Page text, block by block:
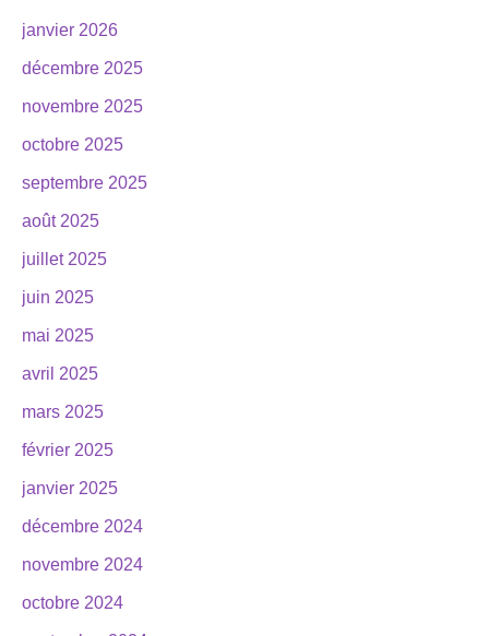
janvier 2026
décembre 2025
novembre 2025
octobre 2025
septembre 2025
août 2025
juillet 2025
juin 2025
mai 2025
avril 2025
mars 2025
février 2025
janvier 2025
décembre 2024
novembre 2024
octobre 2024